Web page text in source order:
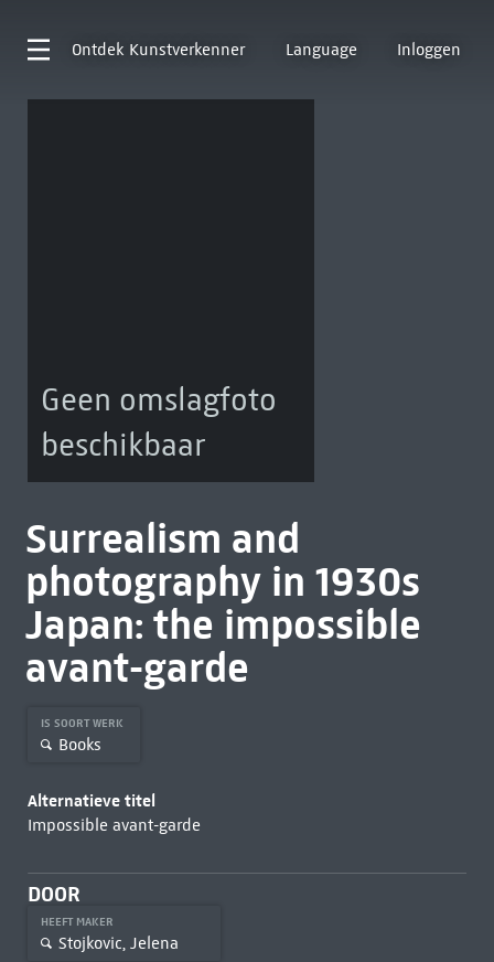
Ontdek Kunstverkenner Language Inloggen
Geen omslagfoto
beschikbaar
Surrealism and
photography in 1930s
Japan: the impossible
avant-garde
IS SOORT WERK
Books
Alternatieve titel
Impossible avant-garde
DOOR
HEEFT MAKER
Stojkovic, Jelena